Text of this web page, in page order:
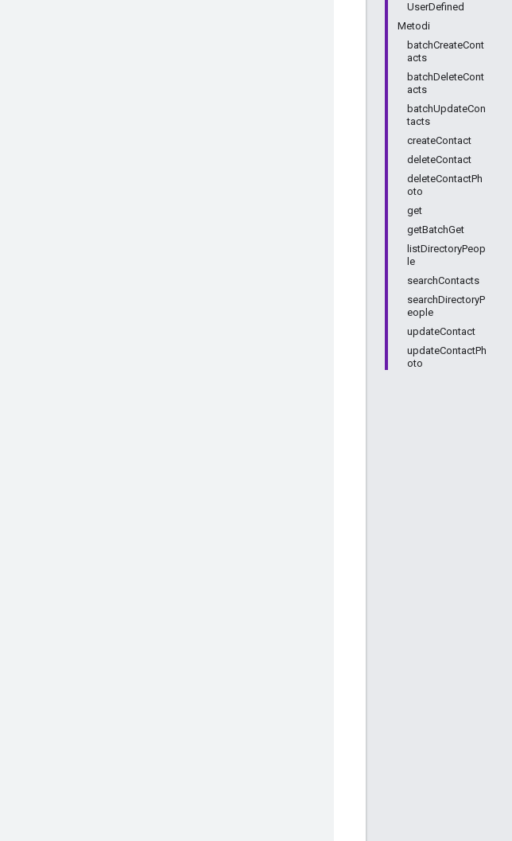
UserDefined
Metodi
batchCreateCont
acts
batchDeleteCont
acts
batchUpdateCon
tacts
createContact
deleteContact
deleteContactPh
oto
get
getBatchGet
listDirectoryPeop
le
searchContacts
searchDirectoryP
eople
updateContact
updateContactPh
oto